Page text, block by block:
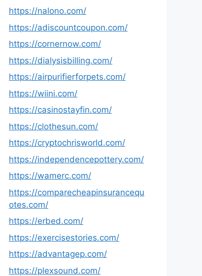
https://nalono.com/
https://adiscountcoupon.com/
https://cornernow.com/
https://dialysisbilling.com/
https://airpurifierforpets.com/
https://wiini.com/
https://casinostayfin.com/
https://clothesun.com/
https://cryptochrisworld.com/
https://independencepottery.com/
https://wamerc.com/
https://comparecheapinsurancequ
otes.com/
https://erbed.com/
https://exercisestories.com/
https://advantagep.com/
https://plexsound.com/